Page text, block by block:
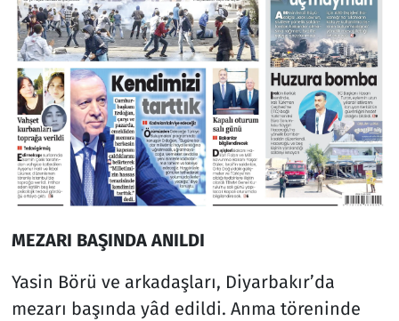
MEZARI BAŞINDA ANILDI
Yasin Börü ve arkadaşları, Diyarbakır’da
mezarı başında yâd edildi. Anma töreninde